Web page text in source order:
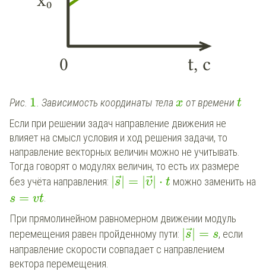
Рис. 1. Зависимость координаты телаx от времени t
Если при решении задач направление движения не
влияет на смысл условия и ход решения задачи, то
направление векторных величин можно не учитывать.
Тогда говорят о модулях величин, то есть их размере
без учёта направления: |s⃗
| = |υ⃗| ⋅ t можно заменить на
s = vt.
При прямолинейном равномерном движении модуль
перемещения равен пройденному пути: |s⃗
| = s, если
направление скорости совпадает с направлением
вектора перемещения.